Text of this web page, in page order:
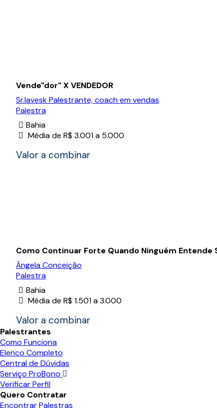
Vende"dor" X VENDEDOR
Sr.lavesk Palestrante, coach em vendas
Palestra
Bahia
Média de R$ 3.001 a 5.000
Valor a combinar
Como Continuar Forte Quando Ninguém Entende
Ângela Conceição
Palestra
Bahia
Média de R$ 1.501 a 3.000
Valor a combinar
Palestrantes
Como Funciona
Elenco Completo
Central de Dúvidas
Serviço ProBono
Verificar Perfil
Quero Contratar
Encontrar Palestras